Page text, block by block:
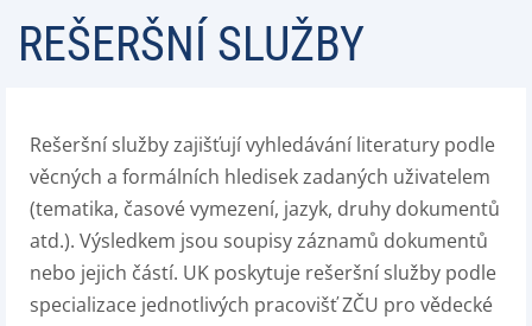
REŠERŠNÍ SLUŽBY
Rešeršní služby zajišťují vyhledávání literatury podle
věcných a formálních hledisek zadaných uživatelem
(tematika, časové vymezení, jazyk, druhy dokumentů
atd.). Výsledkem jsou soupisy záznamů dokumentů
nebo jejich částí. UK poskytuje rešeršní služby podle
specializace jednotlivých pracovišť ZČU pro vědecké